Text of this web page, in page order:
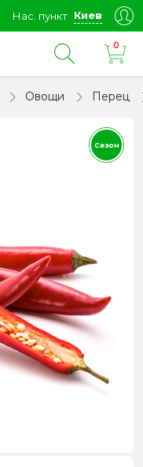
Нас. пункт Киев
0
Овощи Перец
Сезон